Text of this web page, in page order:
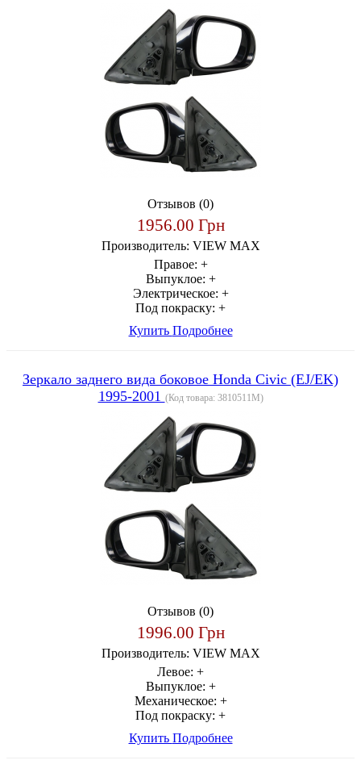
Отзывов (0)
1956.00 Грн
Производитель: VIEW MAX
Правое: +
Выпуклое: +
Электрическое: +
Под покраску: +
Купить Подробнее
Зеркало заднего вида боковое Honda Civic (EJ/EK)
1995-2001 (Код товара: 3810511M)
Отзывов (0)
1996.00 Грн
Производитель: VIEW MAX
Левое: +
Выпуклое: +
Механическое: +
Под покраску: +
Купить Подробнее